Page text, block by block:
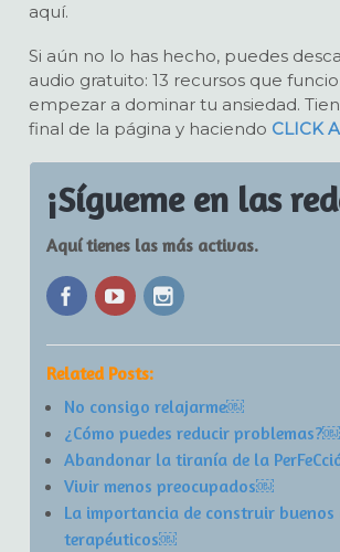
aquí.
Si aún no lo has hecho, puedes
audio gratuito: 13 recursos que
empezar a dominar tu ansiedad.
final de la página y haciendo CLICK
¡Sígueme en las
Aquí tienes las más activas.
Related Posts:
No consigo relajarme￼
¿Cómo puedes reducir problemas?￼
Abandonar la tiranía de la
Vivir menos preocupados￼
La importancia de construir
terapéuticos￼